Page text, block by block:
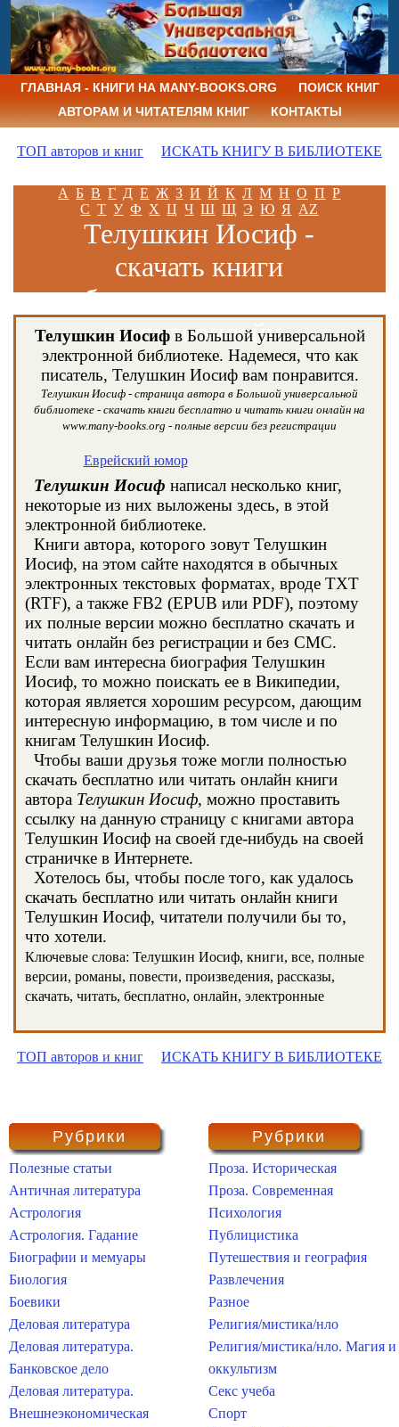
ГЛАВНАЯ - КНИГИ НА MANY-BOOKS.ORG
ПОИСК КНИГ
АВТОРАМ И ЧИТАТЕЛЯМ КНИГ
КОНТАКТЫ
ТОП авторов и книг ИСКАТЬ КНИГУ В БИБЛИОТЕКЕ
А Б В Г Д Е Ж З И Й К Л М Н О П Р
С Т У Ф Х Ц Ч Ш Щ Э Ю Я AZ
Телушкин Иосиф -
скачать книги
бесплатно и читать
книги онлайн
Телушкин Иосифв Большой универсальной
электронной библиотеке. Надемеся, что как
писатель, Телушкин Иосиф вам понравится.
Телушкин Иосиф - страница автора в Большой универсальной
библиотеке - скачать книги бесплатно и читать книги онлайн на
www.many-books.org - полные версии без регистрации
Еврейский юмор
Телушкин Иосиф написал несколько книг,
некоторые из них выложены здесь, в этой
электронной библиотеке.
Книги автора, которого зовут Телушкин
Иосиф, на этом сайте находятся в обычных
электронных текстовых форматах, вроде TXT
(RTF), а также FB2 (EPUB или PDF), поэтому
их полные версии можно бесплатно скачать и
читать онлайн без регистрации и без СМС.
Если вам интересна биография Телушкин
Иосиф, то можно поискать ее в Википедии,
которая является хорошим ресурсом, дающим
интересную информацию, в том числе и по
книгам Телушкин Иосиф.
Чтобы ваши друзья тоже могли полностью
скачать бесплатно или читать онлайн книги
автора Телушкин Иосиф, можно проставить
ссылку на данную страницу с книгами автора
Телушкин Иосиф на своей где-нибудь на своей
страничке в Интернете.
Хотелось бы, чтобы после того, как удалось
скачать бесплатно или читать онлайн книги
Телушкин Иосиф, читатели получили бы то,
что хотели.
Ключевые слова: Телушкин Иосиф, книги, все, полные
версии, романы, повести, произведения, рассказы,
скачать, читать, бесплатно, онлайн, электронные
ТОП авторов и книг ИСКАТЬ КНИГУ В БИБЛИОТЕКЕ
Рубрики
Полезные статьи
Античная литература
Астрология
Астрология. Гадание
Биографии и мемуары
Биология
Боевики
Деловая литература
Деловая литература.
Банковское дело
Деловая литература.
Внешнеэкономическая
Рубрики
Проза. Историческая
Проза. Современная
Психология
Публицистика
Путешествия и география
Развлечения
Разное
Религия/мистика/нло
Религия/мистика/нло. Магия и
оккультизм
Секс учеба
Спорт